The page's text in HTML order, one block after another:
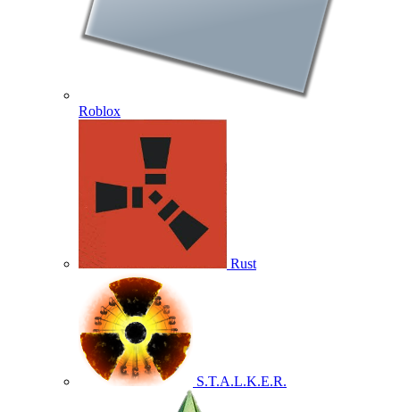
Roblox
Rust
S.T.A.L.K.E.R.